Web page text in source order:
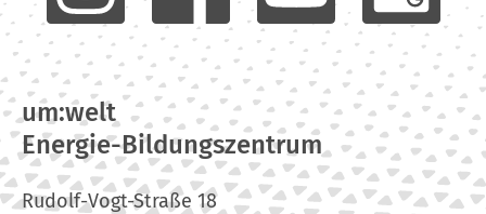
um:welt
Energie-Bildungszentrum
Rudolf-Vogt-Straße 18